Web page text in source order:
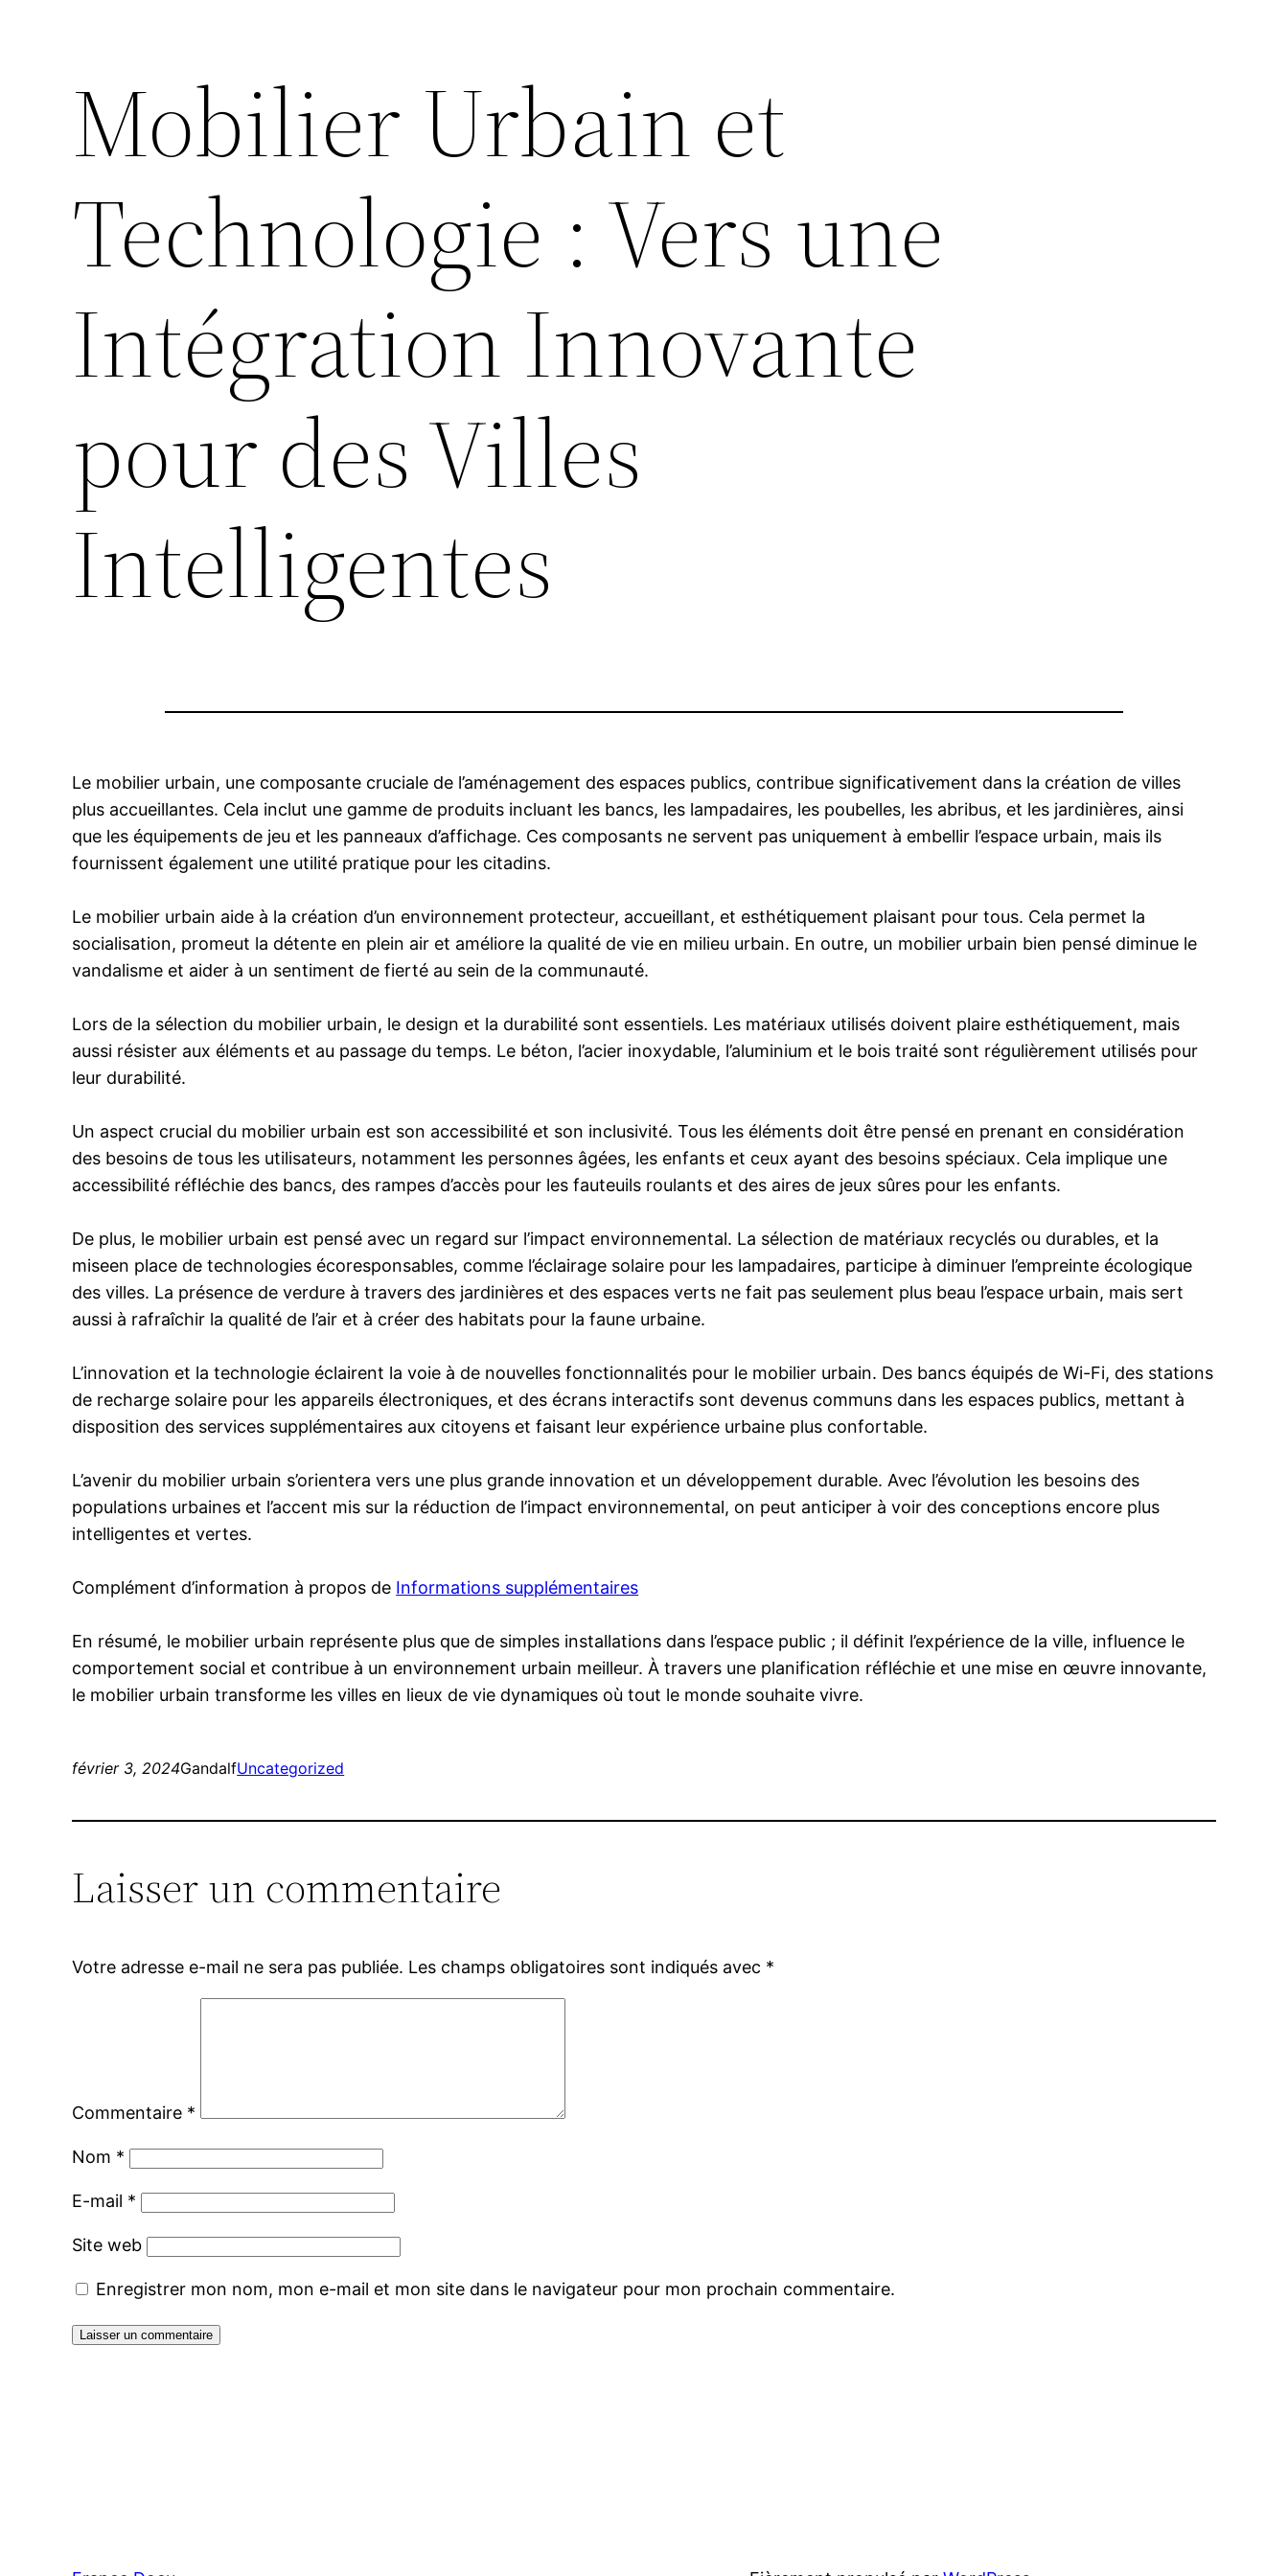
Mobilier Urbain et
Technologie : Vers une
Intégration Innovante
pour des Villes
Intelligentes
Le mobilier urbain, une composante cruciale de l’aménagement des espaces publics, contribue significativement dans la création de villes
plus accueillantes. Cela inclut une gamme de produits incluant les bancs, les lampadaires, les poubelles, les abribus, et les jardinières, ainsi
que les équipements de jeu et les panneaux d’affichage. Ces composants ne servent pas uniquement à embellir l’espace urbain, mais ils
fournissent également une utilité pratique pour les citadins.
Le mobilier urbain aide à la création d’un environnement protecteur, accueillant, et esthétiquement plaisant pour tous. Cela permet la
socialisation, promeut la détente en plein air et améliore la qualité de vie en milieu urbain. En outre, un mobilier urbain bien pensé diminue le
vandalisme et aider à un sentiment de fierté au sein de la communauté.
Lors de la sélection du mobilier urbain, le design et la durabilité sont essentiels. Les matériaux utilisés doivent plaire esthétiquement, mais
aussi résister aux éléments et au passage du temps. Le béton, l’acier inoxydable, l’aluminium et le bois traité sont régulièrement utilisés pour
leur durabilité.
Un aspect crucial du mobilier urbain est son accessibilité et son inclusivité. Tous les éléments doit être pensé en prenant en considération
des besoins de tous les utilisateurs, notamment les personnes âgées, les enfants et ceux ayant des besoins spéciaux. Cela implique une
accessibilité réfléchie des bancs, des rampes d’accès pour les fauteuils roulants et des aires de jeux sûres pour les enfants.
De plus, le mobilier urbain est pensé avec un regard sur l’impact environnemental. La sélection de matériaux recyclés ou durables, et la
miseen place de technologies écoresponsables, comme l’éclairage solaire pour les lampadaires, participe à diminuer l’empreinte écologique
des villes. La présence de verdure à travers des jardinières et des espaces verts ne fait pas seulement plus beau l’espace urbain, mais sert
aussi à rafraîchir la qualité de l’air et à créer des habitats pour la faune urbaine.
L’innovation et la technologie éclairent la voie à de nouvelles fonctionnalités pour le mobilier urbain. Des bancs équipés de Wi-Fi, des stations
de recharge solaire pour les appareils électroniques, et des écrans interactifs sont devenus communs dans les espaces publics, mettant à
disposition des services supplémentaires aux citoyens et faisant leur expérience urbaine plus confortable.
L’avenir du mobilier urbain s’orientera vers une plus grande innovation et un développement durable. Avec l’évolution les besoins des
populations urbaines et l’accent mis sur la réduction de l’impact environnemental, on peut anticiper à voir des conceptions encore plus
intelligentes et vertes.
Complément d’information à propos de Informations supplémentaires
En résumé, le mobilier urbain représente plus que de simples installations dans l’espace public ; il définit l’expérience de la ville, influence le
comportement social et contribue à un environnement urbain meilleur. À travers une planification réfléchie et une mise en œuvre innovante,
le mobilier urbain transforme les villes en lieux de vie dynamiques où tout le monde souhaite vivre.
février 3, 2024GandalfUncategorized
Laisser un commentaire
Votre adresse e-mail ne sera pas publiée. Les champs obligatoires sont indiqués avec *
Commentaire *
Nom *
E-mail *
Site web
Enregistrer mon nom, mon e-mail et mon site dans le navigateur pour mon prochain commentaire.